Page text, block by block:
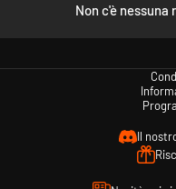
personaggio ti
Supera l’Abisso grazie
Concatena ogni azione
nemici implacabili.
Non c'è
Il